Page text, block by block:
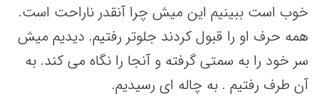
خوب است ببینیم این میش چرا آنقدر ناراحت است.
همه حرف او را قبول کردند جلوتر رفتیم. دیدیم میش
سر خود را به سمتی گرفته و آنجا را نگاه می کند. به
آن طرف رفتیم . به چاله ای رسیدیم.